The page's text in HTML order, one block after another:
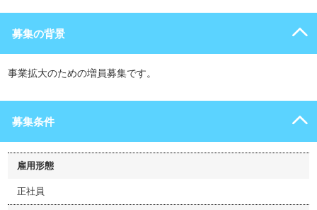
募集の背景
事業拡大のための増員募集です。
募集条件
雇用形態
正社員